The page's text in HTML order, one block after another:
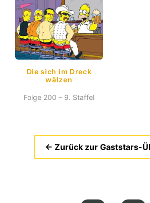
Die sich im Dreck
wälzen
Folge 200 – 9. Staffel
← Zurück zur Gaststars-